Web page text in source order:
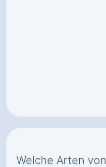
Welche Arten von